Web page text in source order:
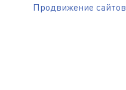
Продвижение сайтов